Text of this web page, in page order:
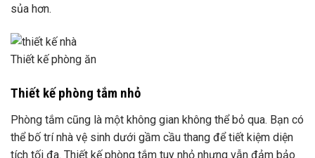
sủa hơn.
Thiết kế phòng ăn
Thiết kế phòng tắm nhỏ
Phòng tắm cũng là một không gian không thể bỏ qua. Bạn có
thể bố trí nhà vệ sinh dưới gầm cầu thang để tiết kiệm diện
tích tối đa. Thiết kế phòng tắm tuy nhỏ nhưng vẫn đảm bảo